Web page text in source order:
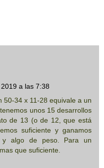
a las 7:38
50-34 x 11-28 equivale a un
unos 15 desarrollos
de 13 (o de 12, que está
suficiente y ganamos
y algo de peso. Para un
que suficiente.